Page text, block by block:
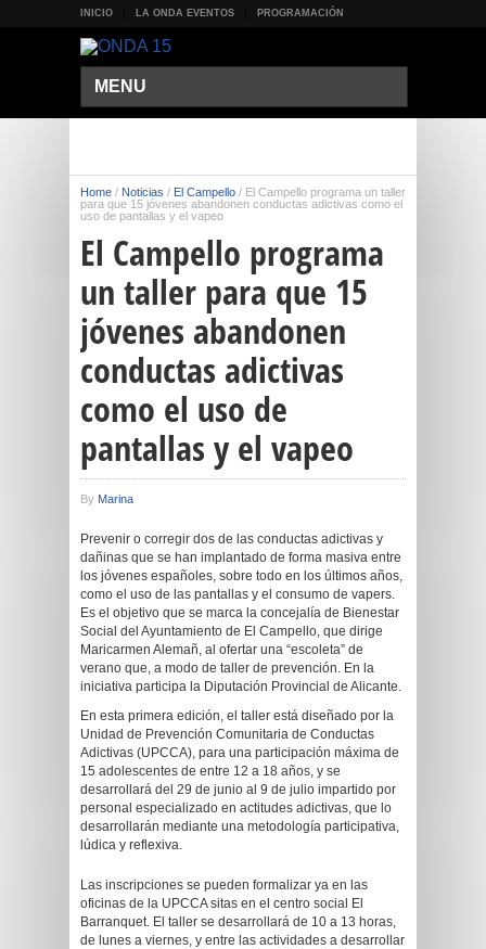
INICIO LA ONDA EVENTOS PROGRAMACIÓN
MENU
Home / Noticias / El Campello / El Campello programa un taller
para que 15 jóvenes abandonen conductas adictivas como el
uso de pantallas y el vapeo
El Campello programa
un taller para que 15
jóvenes abandonen
conductas adictivas
como el uso de
pantallas y el vapeo
By Marina
Prevenir o corregir dos de las conductas adictivas y
dañinas que se han implantado de forma masiva entre
los jóvenes españoles, sobre todo en los últimos años,
como el uso de las pantallas y el consumo de vapers.
Es el objetivo que se marca la concejalía de Bienestar
Social del Ayuntamiento de El Campello, que dirige
Maricarmen Alemañ, al ofertar una “escoleta” de
verano que, a modo de taller de prevención. En la
iniciativa participa la Diputación Provincial de Alicante.
En esta primera edición, el taller está diseñado por la
Unidad de Prevención Comunitaria de Conductas
Adictivas (UPCCA), para una participación máxima de
15 adolescentes de entre 12 a 18 años, y se
desarrollará del 29 de junio al 9 de julio impartido por
personal especializado en actitudes adictivas, que lo
desarrollarán mediante una metodología participativa,
lúdica y reflexiva.
Las inscripciones se pueden formalizar ya en las
oficinas de la UPCCA sitas en el centro social El
Barranquet. El taller se desarrollará de 10 a 13 horas,
de lunes a viernes, y entre las actividades a desarrollar